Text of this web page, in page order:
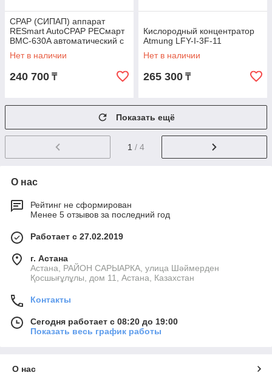
CPAP (СИПАП) аппарат
RESmart AutoCPAP РЕСмарт
BMC-630A автоматический с
увлажнителем
Нет в наличии
240 700 ₸
Кислородный концентратор
Atmung LFY-I-3F-11
Нет в наличии
265 300 ₸
Показать ещё
1 / 4
О нас
Рейтинг не сформирован
Менее 5 отзывов за последний год
Работает с 27.02.2019
г. Астана
Астана, РАЙОН САРЫАРКА, улица Шәймерден
Қосшығұлұлы, дом 11, Астана, Казахстан
Контакты
Сегодня работает с 08:20 до 19:00
Показать весь график работы
О нас